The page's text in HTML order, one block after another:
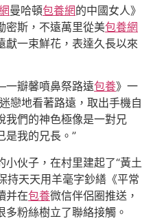
曼哈頓包養網的中國女人》
密斯，不遠萬里從美包養網
獻一束鮮花，表達久長以來
瓣馨噴鼻祭路遠包養》一
戀地看著路遠，取出手機自
我們的神色極像是一對兄
是我的兄長。”
伙子，在村里建起了“黃土
持天天用羊毫字鈔繕《平常
并在包養微信伴侶圈推送，
粉絲樹立了聯絡接觸。